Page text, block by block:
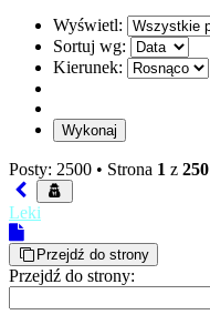
Wyświetl:
Sortuj wg:
Kierunek:
Posty: 2500 • Strona 1 z 250
Leki
Przejdź do strony
Przejdź do strony: